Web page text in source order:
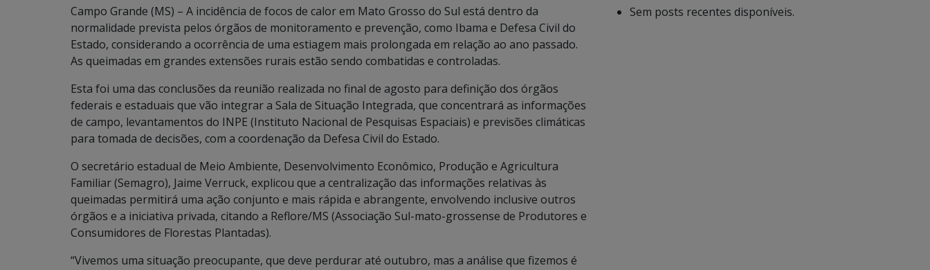
Campo Grande (MS) – A incidência de focos de calor em Mato Grosso do Sul está dentro da
normalidade prevista pelos órgãos de monitoramento e prevenção, como Ibama e Defesa Civil do
Estado, considerando a ocorrência de uma estiagem mais prolongada em relação ao ano passado.
As queimadas em grandes extensões rurais estão sendo combatidas e controladas.
Esta foi uma das conclusões da reunião realizada no final de agosto para definição dos órgãos
federais e estaduais que vão integrar a Sala de Situação Integrada, que concentrará as informações
de campo, levantamentos do INPE (Instituto Nacional de Pesquisas Espaciais) e previsões climáticas
para tomada de decisões, com a coordenação da Defesa Civil do Estado.
O secretário estadual de Meio Ambiente, Desenvolvimento Econômico, Produção e Agricultura
Familiar (Semagro), Jaime Verruck, explicou que a centralização das informações relativas às
queimadas permitirá uma ação conjunto e mais rápida e abrangente, envolvendo inclusive outros
órgãos e a iniciativa privada, citando a Reflore/MS (Associação Sul-mato-grossense de Produtores e
Consumidores de Florestas Plantadas).
“Vivemos uma situação preocupante, que deve perdurar até outubro, mas a análise que fizemos é
Sem posts recentes disponíveis.